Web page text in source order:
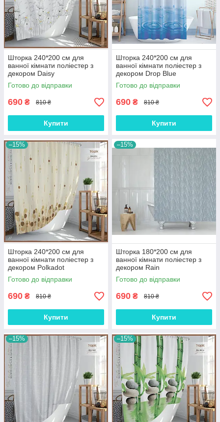
Шторка 240*200 см для
ванної кімнати поліестер з
декором Daisy
Готово до відправки
690 ₴ 810 ₴
Купити
Шторка 240*200 см для
ванної кімнати поліестер з
декором Drop Blue
Готово до відправки
690 ₴ 810 ₴
Купити
–15%
Шторка 240*200 см для
ванної кімнати поліестер з
декором Polkadot
Готово до відправки
690 ₴ 810 ₴
Купити
–15%
Шторка 180*200 см для
ванної кімнати поліестер з
декором Rain
Готово до відправки
690 ₴ 810 ₴
Купити
–15% –15%